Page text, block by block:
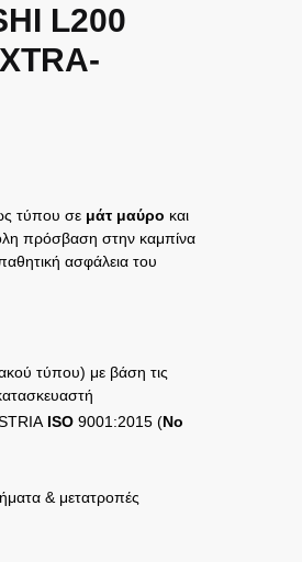
L200
τύπου σε μάτ μαύρο και
πρόσβαση στην καμπίνα
ασφάλεια του
τύπου) με βάση τις
ISO9001:2015 (No
& μετατροπές